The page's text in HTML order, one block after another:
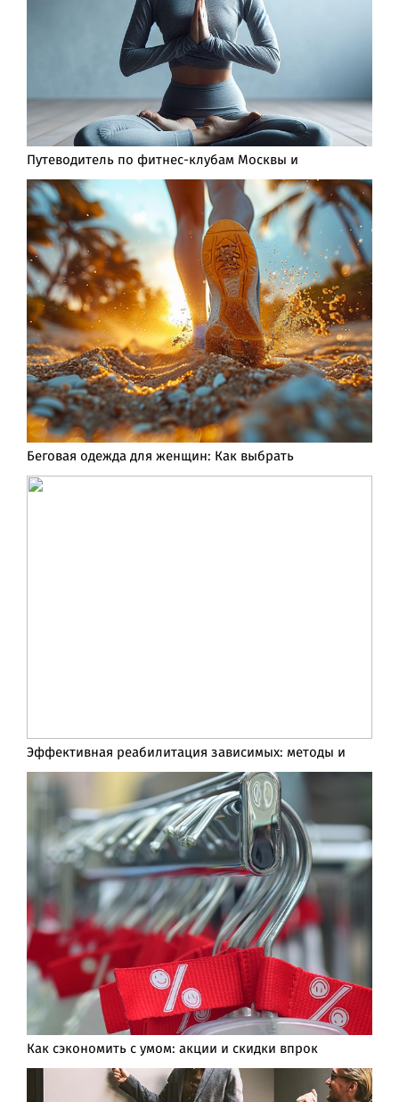
Путеводитель по фитнес-клубам Москвы и
Беговая одежда для женщин: Как выбрать
Эффективная реабилитация зависимых: методы и
Как сэкономить с умом: акции и скидки впрок